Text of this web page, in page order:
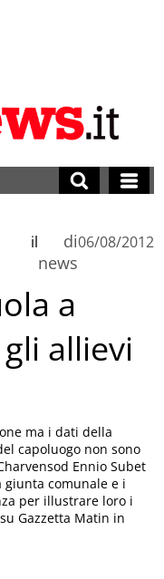
di
news
il 06/08/2012
a
allievi
ma i dati della
capoluogo non sono
Ennio Subet
giunta comunale e i
per illustrare loro i
Gazzetta Matin in